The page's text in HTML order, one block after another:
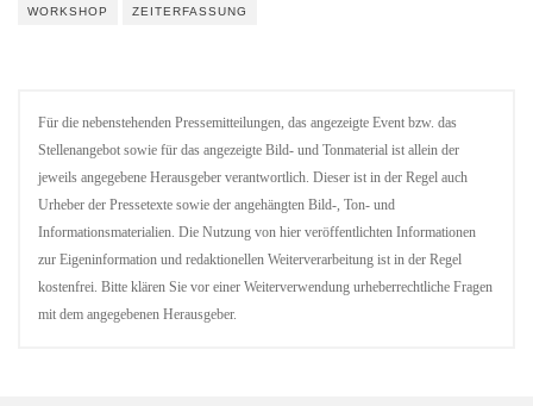
WORKSHOP ZEITERFASSUNG
Für die nebenstehenden Pressemitteilungen, das angezeigte Event bzw. das
Stellenangebot sowie für das angezeigte Bild- und Tonmaterial ist allein der
jeweils angegebene Herausgeber verantwortlich. Dieser ist in der Regel auch
Urheber der Pressetexte sowie der angehängten Bild-, Ton- und
Informationsmaterialien. Die Nutzung von hier veröffentlichten Informationen
zur Eigeninformation und redaktionellen Weiterverarbeitung ist in der Regel
kostenfrei. Bitte klären Sie vor einer Weiterverwendung urheberrechtliche Fragen
mit dem angegebenen Herausgeber.